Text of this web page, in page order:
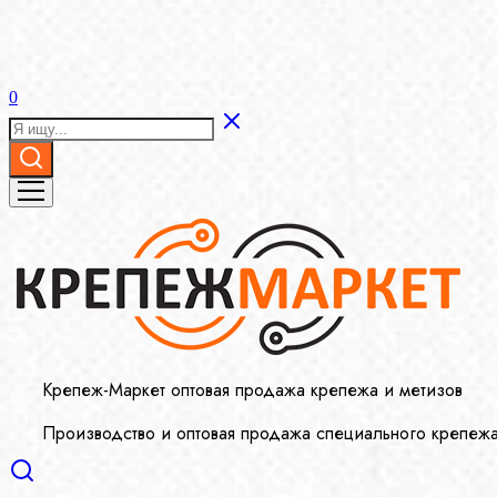
0
Крепеж-Маркет оптовая продажа крепежа и метизов
Производство и оптовая продажа специального